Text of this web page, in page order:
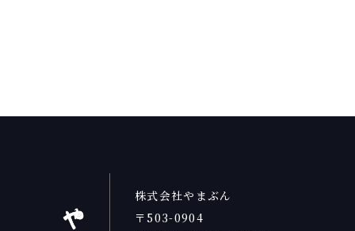
株式会社やまぶん
〒503-0904